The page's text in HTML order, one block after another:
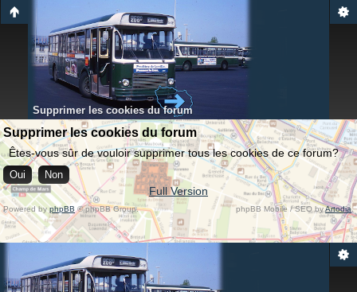
Supprimer les cookies du forum
Supprimer les cookies du forum
Êtes-vous sûr de vouloir supprimer tous les cookies de ce forum?
Full Version
Powered byphpBB © phpBB Group. phpBB Mobile / SEO byArtodia.